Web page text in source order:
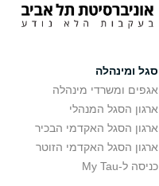
סגל ומינהלה
אגפים ומשרדי מינהלה
ארגון הסגל המנהלי
ארגון הסגל האקדמי הבכיר
ארגון הסגל האקדמי הזוטר
כניסה ל-My Tau